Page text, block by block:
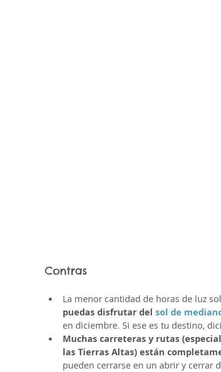
Contras
La menor cantidad de horas de luz
puedas disfrutar del sol de
en diciembre. Si ese es tu destino,
Muchas carreteras y rutas
las Tierras Altas) están
pueden cerrarse en un abrir y cerrar